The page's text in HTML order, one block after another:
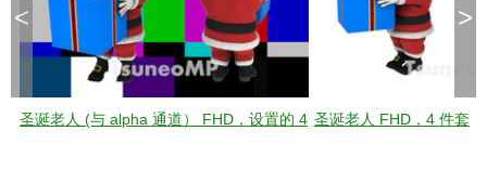
圣诞老人 (与 alpha 通道） FHD，设置的 4 圣诞老人 FHD，4 件套
< >